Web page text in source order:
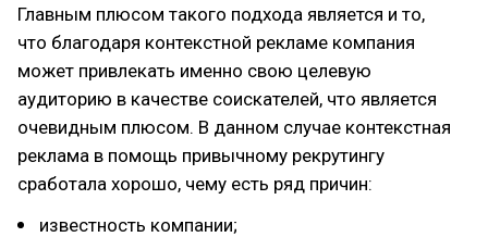
Главным плюсом такого подхода является и то,
что благодаря контекстной рекламе компания
может привлекать именно свою целевую
аудиторию в качестве соискателей, что является
очевидным плюсом. В данном случае контекстная
реклама в помощь привычному рекрутингу
сработала хорошо, чему есть ряд причин:
известность компании;